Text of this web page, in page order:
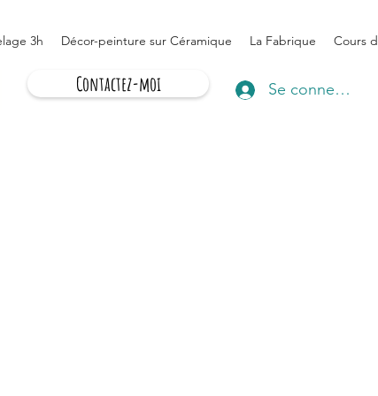
3h Décor-peinture sur Céramique La Fabrique Cours
Contactez-moi Se connecter